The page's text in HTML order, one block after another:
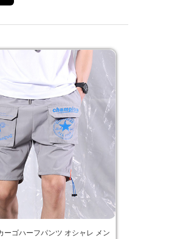
ーゴハーフパンツ オシャレ メン